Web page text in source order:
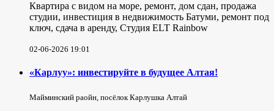
Квартира с видом на море, ремонт, дом сдан, продажа
студии, инвестиция в недвижимость Батуми, ремонт под
ключ, сдача в аренду, Студия ELT Rainbow
02-06-2026 19:01
«Карлуу»: инвестируйте в будущее Алтая!
Майминский раойн, посёлок Карлушка Алтай